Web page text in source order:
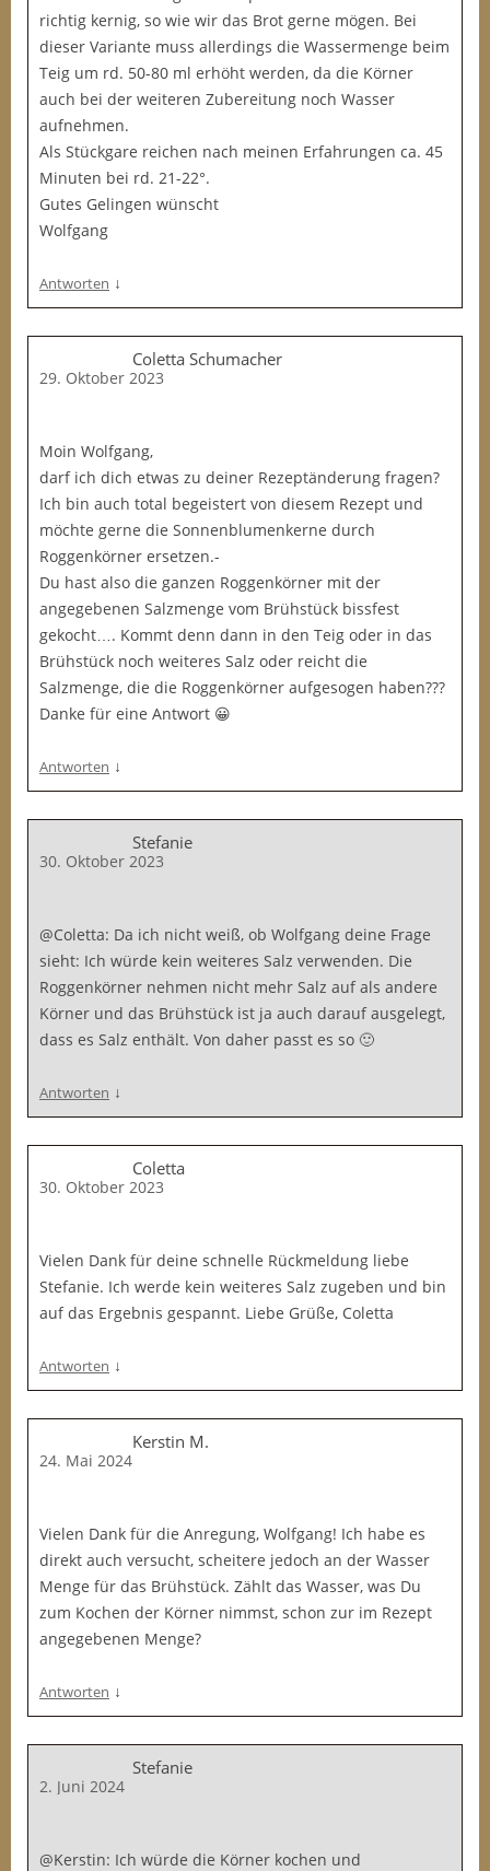
richtig kernig, so wie wir das Brot gerne mögen. Bei
dieser Variante muss allerdings die Wassermenge beim
Teig um rd. 50-80 ml erhöht werden, da die Körner
auch bei der weiteren Zubereitung noch Wasser
aufnehmen.
Als Stückgare reichen nach meinen Erfahrungen ca. 45
Minuten bei rd. 21-22°.
Gutes Gelingen wünscht
Wolfgang
Antworten ↓
Coletta Schumacher
29. Oktober 2023
Moin Wolfgang,
darf ich dich etwas zu deiner Rezeptänderung fragen?
Ich bin auch total begeistert von diesem Rezept und
möchte gerne die Sonnenblumenkerne durch
Roggenkörner ersetzen.-
Du hast also die ganzen Roggenkörner mit der
angegebenen Salzmenge vom Brühstück bissfest
gekocht…. Kommt denn dann in den Teig oder in das
Brühstück noch weiteres Salz oder reicht die
Salzmenge, die die Roggenkörner aufgesogen haben???
Danke für eine Antwort 😀
Antworten ↓
Stefanie
30. Oktober 2023
@Coletta: Da ich nicht weiß, ob Wolfgang deine Frage
sieht: Ich würde kein weiteres Salz verwenden. Die
Roggenkörner nehmen nicht mehr Salz auf als andere
Körner und das Brühstück ist ja auch darauf ausgelegt,
dass es Salz enthält. Von daher passt es so 🙂
Antworten ↓
Coletta
30. Oktober 2023
Vielen Dank für deine schnelle Rückmeldung liebe
Stefanie. Ich werde kein weiteres Salz zugeben und bin
auf das Ergebnis gespannt. Liebe Grüße, Coletta
Antworten ↓
Kerstin M.
24. Mai 2024
Vielen Dank für die Anregung, Wolfgang! Ich habe es
direkt auch versucht, scheitere jedoch an der Wasser
Menge für das Brühstück. Zählt das Wasser, was Du
zum Kochen der Körner nimmst, schon zur im Rezept
angegebenen Menge?
Antworten ↓
Stefanie
2. Juni 2024
@Kerstin: Ich würde die Körner kochen und